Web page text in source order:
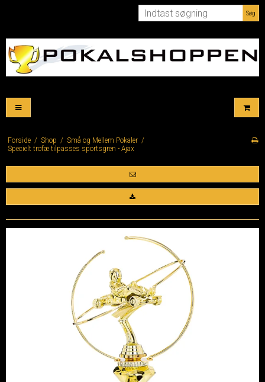
Søg
Forside / Shop / Små og Mellem Pokaler /
Specielt trofæ tilpasses sportsgren - Ajax